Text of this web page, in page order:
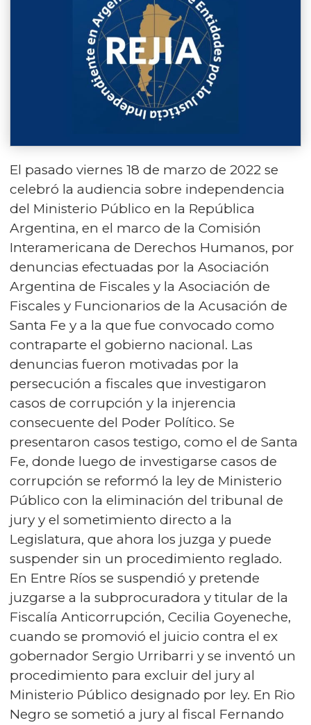
El pasado viernes 18 de marzo de 2022 se
celebró la audiencia sobre independencia
del Ministerio Público en la República
Argentina, en el marco de la Comisión
Interamericana de Derechos Humanos, por
denuncias efectuadas por la Asociación
Argentina de Fiscales y la Asociación de
Fiscales y Funcionarios de la Acusación de
Santa Fe y a la que fue convocado como
contraparte el gobierno nacional. Las
denuncias fueron motivadas por la
persecución a fiscales que investigaron
casos de corrupción y la injerencia
consecuente del Poder Político. Se
presentaron casos testigo, como el de Santa
Fe, donde luego de investigarse casos de
corrupción se reformó la ley de Ministerio
Público con la eliminación del tribunal de
jury y el sometimiento directo a la
Legislatura, que ahora los juzga y puede
suspender sin un procedimiento reglado.
En Entre Ríos se suspendió y pretende
juzgarse a la subprocuradora y titular de la
Fiscalía Anticorrupción, Cecilia Goyeneche,
cuando se promovió el juicio contra el ex
gobernador Sergio Urribarri y se inventó un
procedimiento para excluir del jury al
Ministerio Público designado por ley. En Rio
Negro se sometió a jury al fiscal Fernando